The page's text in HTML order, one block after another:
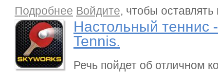
Подробнее о Настольный теннис -World Cup Table Tennis.
Войдите, чтобы
Настольный теннис
Tennis.
Речь пойдет об отличном